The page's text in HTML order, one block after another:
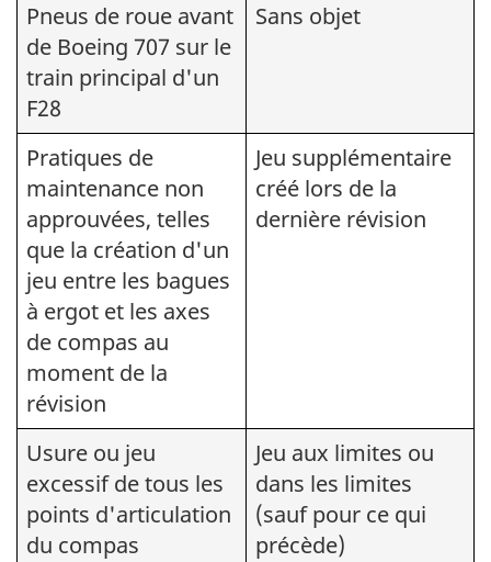
Pneus de roue avant
de Boeing 707 sur le
train principal d'un
F28
Sans objet
Pratiques de
maintenance non
approuvées, telles
que la création d'un
jeu entre les bagues
à ergot et les axes
de compas au
moment de la
révision
Jeu supplémentaire
créé lors de la
dernière révision
Usure ou jeu
excessif de tous les
points d'articulation
du compas
Jeu aux limites ou
dans les limites
(sauf pour ce qui
précède)